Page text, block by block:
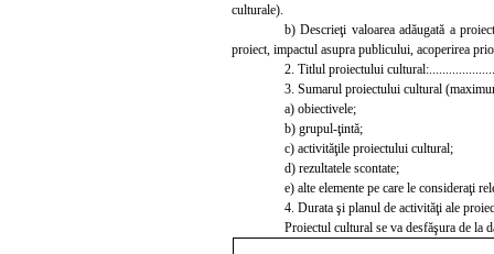
culturale).
b) Descrieţi valoarea adăugată a
proiect, impactul asupra publicului, acoperirea
2. Titlul proiectului
3. Sumarul proiectului cultural
a) obiectivele;
b) grupul-ţintă;
c) activităţile proiectului cultural;
d) rezultatele scontate;
e) alte elemente pe care le consideraţi
4. Durata şi planul de activităţi ale
Proiectul cultural se va desfăşura de la